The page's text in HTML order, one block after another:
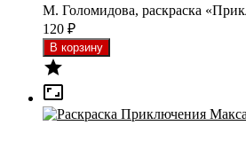
М. Голомидова, раскраска
120 ₽

